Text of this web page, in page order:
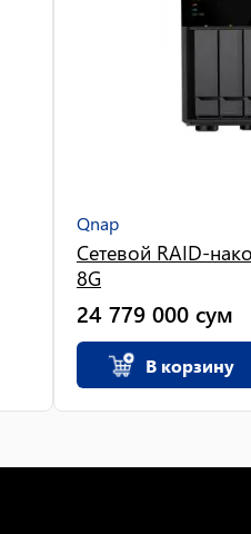
Qnap
Сетевой RAID-
8G
24 779 000 сум
В корзину